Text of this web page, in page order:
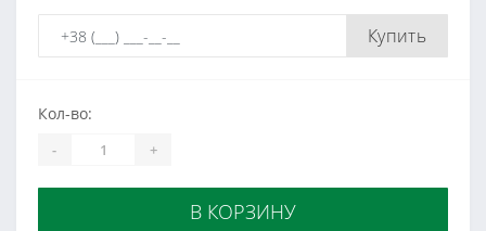
Купить
Кол-во:
- +
В КОРЗИНУ